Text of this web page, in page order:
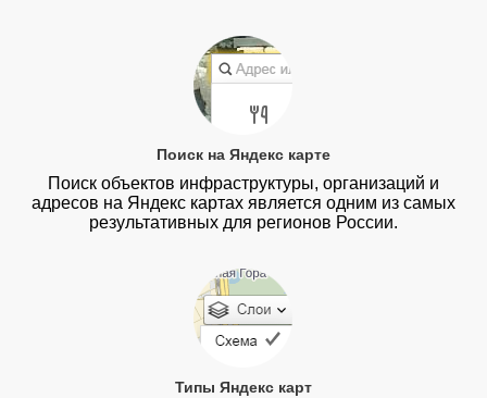
Поиск на Яндекс карте
Поиск объектов инфраструктуры, организаций и
адресов на Яндекс картах является одним из самых
результативных для регионов России.
Типы Яндекс карт